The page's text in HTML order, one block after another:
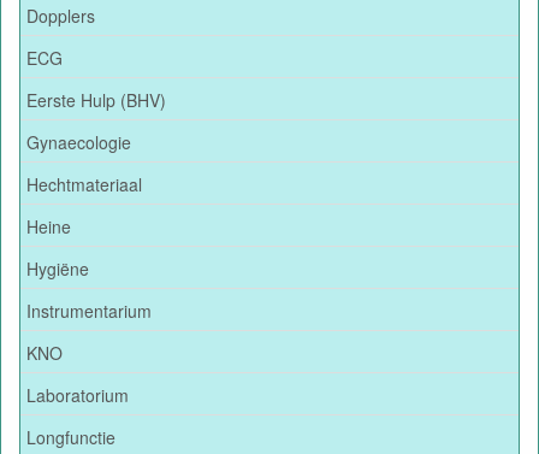
Dopplers
ECG
Eerste Hulp (BHV)
Gynaecologie
Hechtmateriaal
Heine
Hygiëne
Instrumentarium
KNO
Laboratorium
Longfunctie